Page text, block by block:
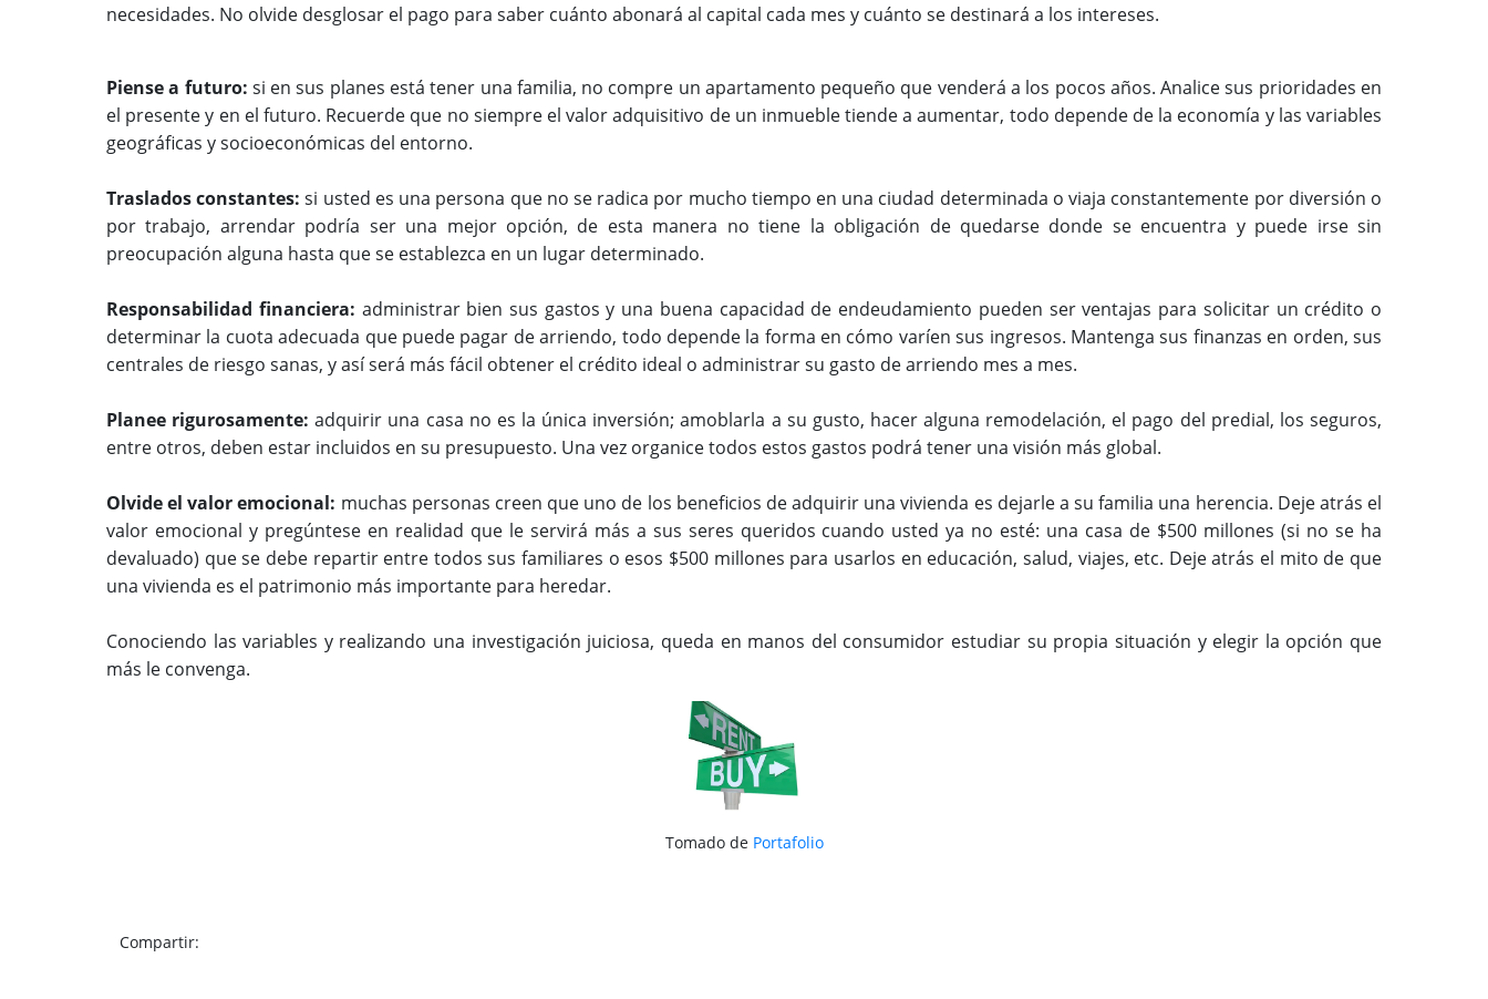
necesidades. No olvide desglosar el pago para saber cuánto abonará al capital cada mes y cuánto se destinará a los intereses.
Piense a futuro: si en sus planes está tener una familia, no compre un apartamento pequeño que venderá a los pocos años. Analice sus prioridades en
el presente y en el futuro. Recuerde que no siempre el valor adquisitivo de un inmueble tiende a aumentar, todo depende de la economía y las variables
geográficas y socioeconómicas del entorno.
Traslados constantes: si usted es una persona que no se radica por mucho tiempo en una ciudad determinada o viaja constantemente por diversión o
por trabajo, arrendar podría ser una mejor opción, de esta manera no tiene la obligación de quedarse donde se encuentra y puede irse sin
preocupación alguna hasta que se establezca en un lugar determinado.
Responsabilidad financiera: administrar bien sus gastos y una buena capacidad de endeudamiento pueden ser ventajas para solicitar un crédito o
determinar la cuota adecuada que puede pagar de arriendo, todo depende la forma en cómo varíen sus ingresos. Mantenga sus finanzas en orden, sus
centrales de riesgo sanas, y así será más fácil obtener el crédito ideal o administrar su gasto de arriendo mes a mes.
Planee rigurosamente: adquirir una casa no es la única inversión; amoblarla a su gusto, hacer alguna remodelación, el pago del predial, los seguros,
entre otros, deben estar incluidos en su presupuesto. Una vez organice todos estos gastos podrá tener una visión más global.
Olvide el valor emocional: muchas personas creen que uno de los beneficios de adquirir una vivienda es dejarle a su familia una herencia. Deje atrás el
valor emocional y pregúntese en realidad que le servirá más a sus seres queridos cuando usted ya no esté: una casa de $500 millones (si no se ha
devaluado) que se debe repartir entre todos sus familiares o esos $500 millones para usarlos en educación, salud, viajes, etc. Deje atrás el mito de que
una vivienda es el patrimonio más importante para heredar.
Conociendo las variables y realizando una investigación juiciosa, queda en manos del consumidor estudiar su propia situación y elegir la opción que
más le convenga.
Tomado de Portafolio
Compartir: